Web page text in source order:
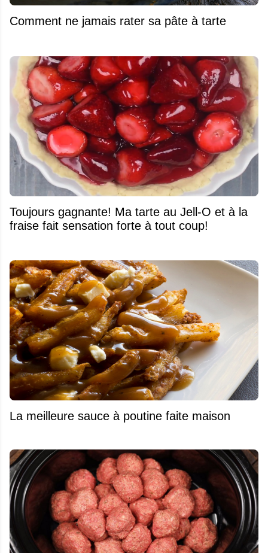
Comment ne jamais rater sa pâte à tarte
Toujours gagnante! Ma tarte au Jell-O et à la
fraise fait sensation forte à tout coup!
La meilleure sauce à poutine faite maison